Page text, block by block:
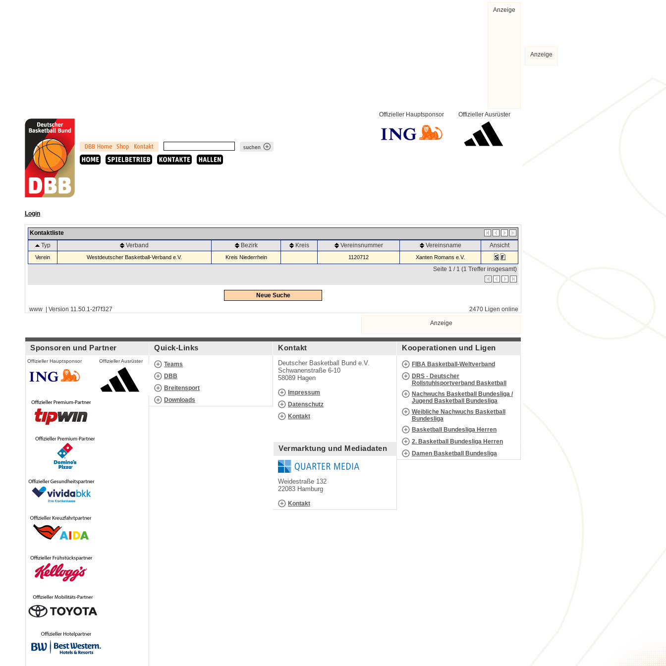
Anzeige
Offizieller Ausrüster
Offizieller Hauptsponsor
Login
Kontaktliste
Typ
Verband Bezirk Kreis Vereinsnummer Vereinsname Ansicht
Verein Westdeutscher Basketball-Verband e.V. Kreis Niederrhein 1120712 Xanten Romans e.V.
Seite 1 / 1 (1 Treffer insgesamt)
Neue Suche
www | Version 11.50.1-2f7f327
2470 Ligen online
Anzeige
Sponsoren und Partner
Offizieller Hauptsponsor Offizieller Ausrüster
Quick-Links
Teams
DBB
Breitensport
Downloads
Kontakt
Deutscher Basketball Bund e.V.
Schwanenstraße 6-10
58089 Hagen
Impressum
Datenschutz
Kontakt
Vermarktung und Mediadaten
Weidestraße 132
22083 Hamburg
Kontakt
Kooperationen und Ligen
FIBA Basketball-Weltverband
DRS - Deutscher
Rollstuhlsportverband Basketball
Nachwuchs Basketball Bundesliga /
Jugend Basketball Bundesliga
Weibliche Nachwuchs Basketball
Bundesliga
Basketball Bundesliga Herren
2. Basketball Bundesliga Herren
Damen Basketball Bundesliga
Anzeige